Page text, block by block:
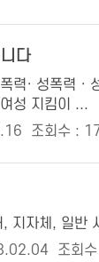
다
폭력· 성폭력
성 지킴이 ...
조회수 :
자체, 일반
조회